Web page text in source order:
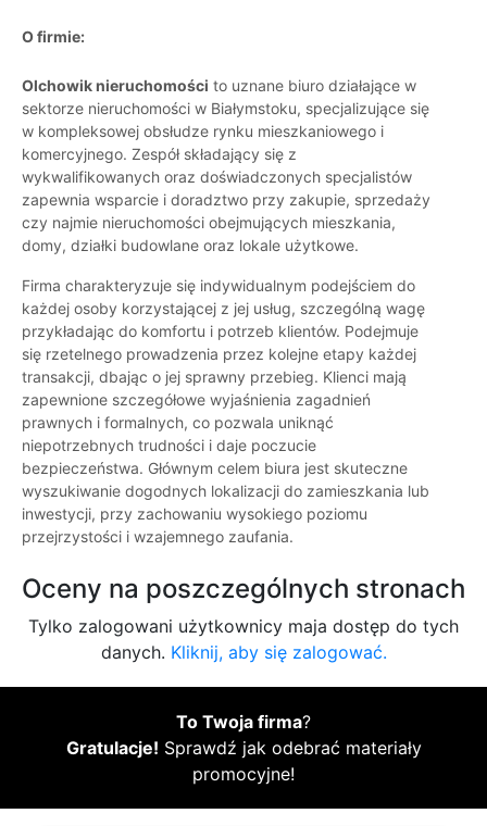
O firmie:
Olchowik nieruchomości to uznane biuro działające w
sektorze nieruchomości w Białymstoku, specjalizujące się
w kompleksowej obsłudze rynku mieszkaniowego i
komercyjnego. Zespół składający się z
wykwalifikowanych oraz doświadczonych specjalistów
zapewnia wsparcie i doradztwo przy zakupie, sprzedaży
czy najmie nieruchomości obejmujących mieszkania,
domy, działki budowlane oraz lokale użytkowe.
Firma charakteryzuje się indywidualnym podejściem do
każdej osoby korzystającej z jej usług, szczególną wagę
przykładając do komfortu i potrzeb klientów. Podejmuje
się rzetelnego prowadzenia przez kolejne etapy każdej
transakcji, dbając o jej sprawny przebieg. Klienci mają
zapewnione szczegółowe wyjaśnienia zagadnień
prawnych i formalnych, co pozwala uniknąć
niepotrzebnych trudności i daje poczucie
bezpieczeństwa. Głównym celem biura jest skuteczne
wyszukiwanie dogodnych lokalizacji do zamieszkania lub
inwestycji, przy zachowaniu wysokiego poziomu
przejrzystości i wzajemnego zaufania.
Oceny na poszczególnych stronach
Tylko zalogowani użytkownicy maja dostęp do tych
danych. Kliknij, aby się zalogować.
To Twoja firma?
Gratulacje! Sprawdź jak odebrać materiały
promocyjne!